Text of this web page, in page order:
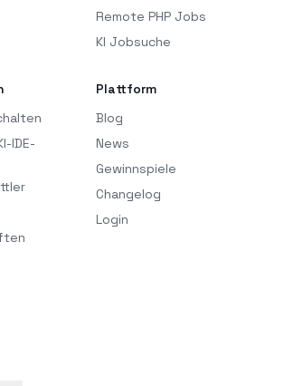
Remote PHP Jobs
KI Jobsuche
IDE-
Plattform
Blog
News
Gewinnspiele
Changelog
Login